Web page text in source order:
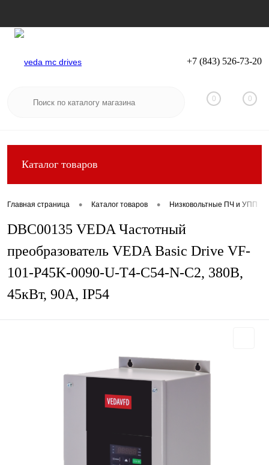
Вход Регистрация
+7 (843) 526-73-20
0 0
Каталог товаров
Главная страница • Каталог товаров • Низковольтные ПЧ и УПП
DBC00135 VEDA Частотный
преобразователь VEDA Basic Drive VF-
101-P45K-0090-U-T4-C54-N-С2, 380В,
45кВт, 90А, IP54